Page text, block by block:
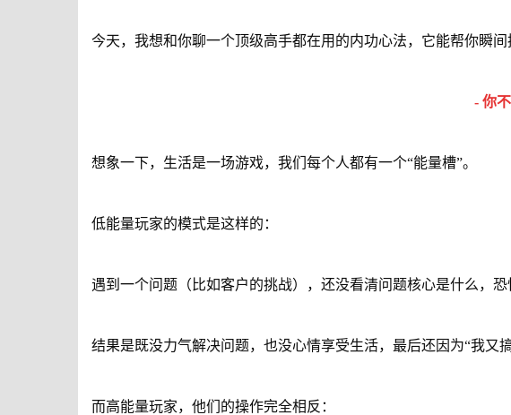
今天，我想和你聊一个顶级高手都在用的内功心法，它能帮你瞬间
- 你
想象一下，生活是一场游戏，我们每个人都有一个“能量槽”。
低能量玩家的模式是这样的：
遇到一个问题（比如客户的挑战），还没看清问题核心是什么，
结果是既没力气解决问题，也没心情享受生活，最后还因为“我又
而高能量玩家，他们的操作完全相反：